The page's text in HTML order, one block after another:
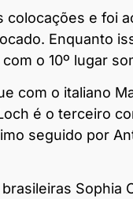
colocações e foi
Enquanto
o 10º lugar
com o italiano
é o terceiro
seguido por
Sophia